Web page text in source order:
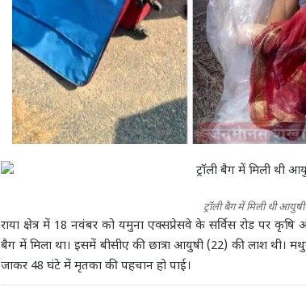
ट्रॉली बैग में मिली थी
राया क्षेत्र में 18 नवंबर को यमुना एक्सप्रेसवे के सर्विस रोड पर
बैग में मिला था। इसमें बीसीए की छात्रा आयुषी (22) की लाश थी।
जाकर 48 घंटे में मृतका की पहचान हो पाई।